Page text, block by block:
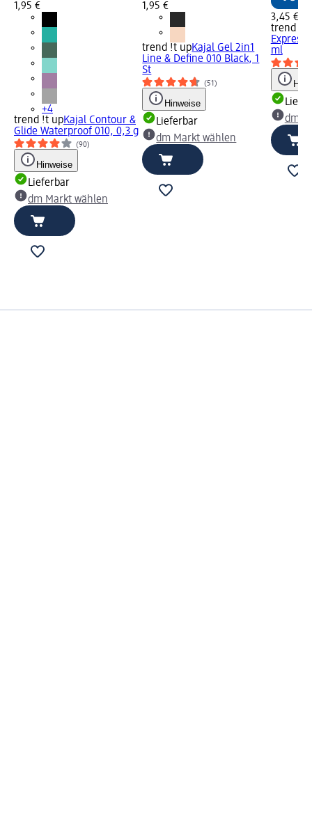
1,95 €
+4
trend !t upKajal Contour &
Glide Waterproof 010, 0,3 g
(90)
Hinweise
Lieferbar
dm Markt wählen
1,95 €
trend !t upKajal Gel 2in1
Line & Define 010 Black, 1
St
(51)
Hinweise
Lieferbar
dm Markt wählen
3,45 €
trend !t
Express
ml
dm